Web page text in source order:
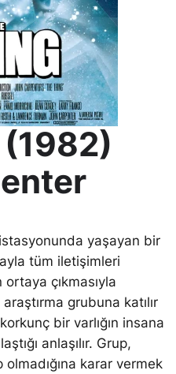
yaşayan bir
tüm iletişimleri
çıkmasıyla
grubuna katılır
bir varlığın insana
anlaşılır. Grup,
olmadığına karar vermek